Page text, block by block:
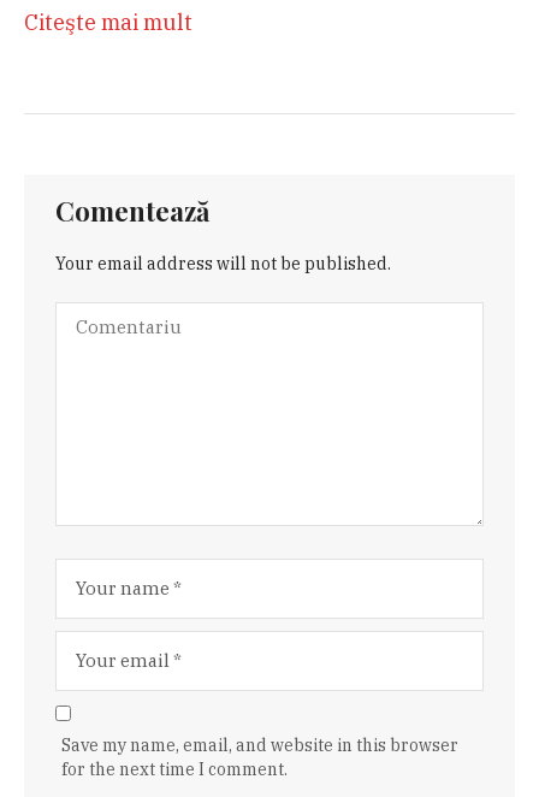
Citeşte mai mult
Comentează
Your email address will not be published.
Save my name, email, and website in this browser
for the next time I comment.